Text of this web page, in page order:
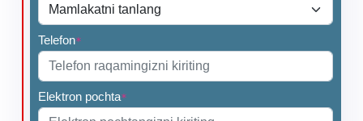
Telefon*
Elektron pochta*